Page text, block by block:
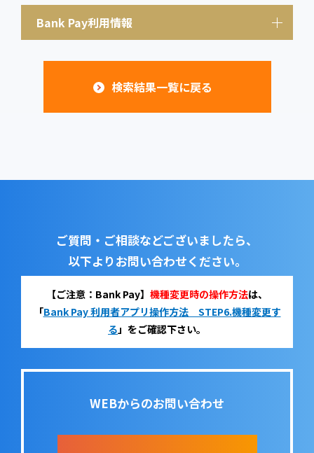
Bank Pay利用情報
検索結果一覧に戻る
ご質問・ご相談などございましたら、
以下よりお問い合わせください。
【ご注意：Bank Pay】 機種変更時の操作方法は、
「Bank Pay 利用者アプリ操作方法 STEP6.機種変更す
る 」をご確認下さい。
WEBからのお問い合わせ